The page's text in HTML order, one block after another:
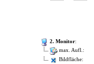
2. Monitor:
max. Aufl.:
Bildfläche: